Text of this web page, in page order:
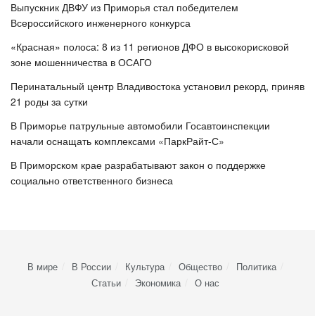
Выпускник ДВФУ из Приморья стал победителем
Всероссийского инженерного конкурса
«Красная» полоса: 8 из 11 регионов ДФО в высокорисковой
зоне мошенничества в ОСАГО
Перинатальный центр Владивостока установил рекорд, приняв
21 роды за сутки
В Приморье патрульные автомобили Госавтоинспекции
начали оснащать комплексами «ПаркРайт-С»
В Приморском крае разрабатывают закон о поддержке
социально ответственного бизнеса
В мире В России Культура Общество
Политика
Статьи
Экономика О нас